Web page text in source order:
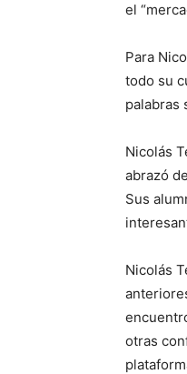
el
Para
todo su
palabras
Nicolás
abrazó
Sus
Nicolás
otras